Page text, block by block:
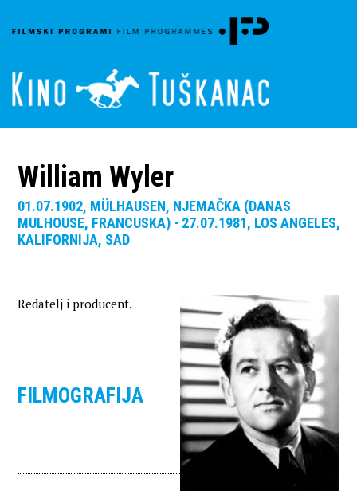
William Wyler
01.07.1902, MÜLHAUSEN, NJEMAČKA (DANAS
MULHOUSE, FRANCUSKA) - 27.07.1981, LOS ANGELES,
KALIFORNIJA, SAD
Redatelj i producent.
FILMOGRAFIJA